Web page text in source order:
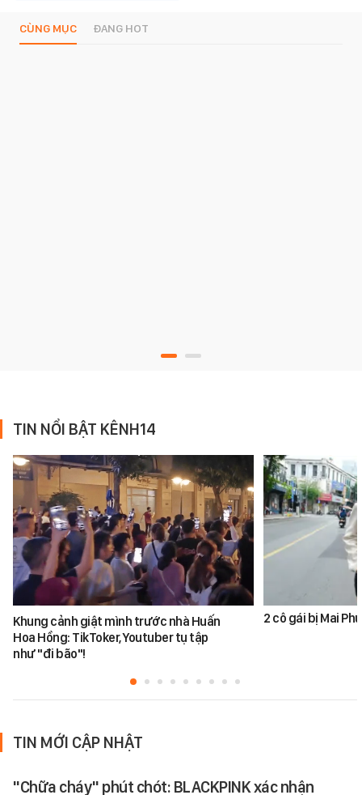
CÙNG MỤC ĐANG HOT
TIN NỔI BẬT KÊNH14
Khung cảnh giật mình trước nhà Huấn
Hoa Hồng: TikToker, Youtuber tụ tập
như "đi bão"!
2 cô gái bị Mai
TIN MỚI CẬP NHẬT
"Chữa cháy" phút chót: BLACKPINK xác nhận